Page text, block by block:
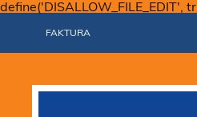
define('DISALLOW_FILE_EDIT',
FAKTURA